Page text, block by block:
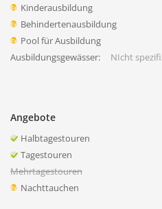
Kinderausbildung
Behindertenausbildung
Pool für Ausbildung
Ausbildungsgewässer:
NIcht
Angebote
Halbtagestouren
Tagestouren
Mehrtagestouren
Nachttauchen